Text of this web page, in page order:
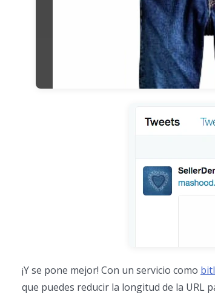
¡Y se pone mejor! Con un servicio como
que puedes reducir la longitud de la URL